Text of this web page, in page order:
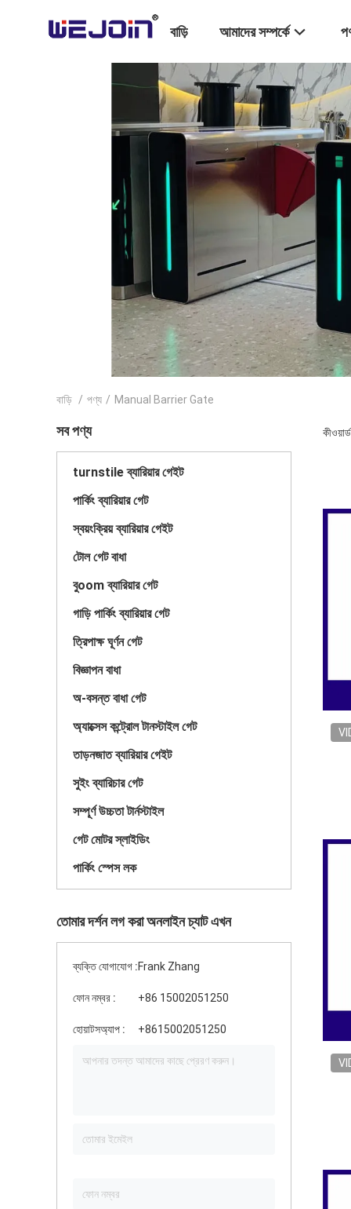
বাড়ি আমাদের সম্পর্কে
বাড়ি / পণ্য / Manual Barrier Gate
সব পণ্য
turnstile ব্যারিয়ার গেইট
পার্কিং ব্যারিয়ার গেট
স্বয়ংক্রিয় ব্যারিয়ার গেইট
টোল গেট বাধা
বুoom ব্যারিয়ার গেট
গাড়ি পার্কিং ব্যারিয়ার গেট
ত্রিপাক্ষ ঘূর্ণন গেট
বিজ্ঞাপন বাধা
অ-বসন্ত বাধা গেট
অ্যাক্সেস কন্ট্রোল টানস্টাইল গেট
তাড়নজাত ব্যারিয়ার গেইট
সুইং ব্যারিচার গেট
সম্পূর্ণ উচ্চতা টার্নস্টাইল
গেট মোটর স্লাইডিং
পার্কিং স্পেস লক
তোমার দর্শন লগ করা অনলাইন চ্যাট এখন
ব্যক্তি যোগাযোগ :Frank Zhang
ফোন নম্বর : +86 15002051250
হোয়াটসঅ্যাপ : +8615002051250